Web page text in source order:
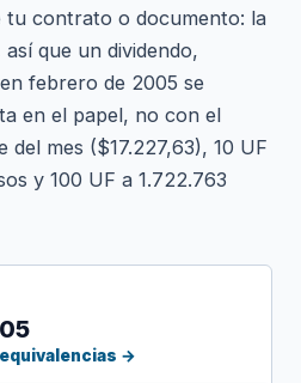
tu contrato o documento: la
que un dividendo,
febrero de 2005 se
en el papel, no con el
mes ($17.227,63), 10 UF
y 100 UF a 1.722.763
equivalencias →